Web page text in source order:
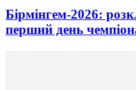
Бірмінгем-2026:
перший день